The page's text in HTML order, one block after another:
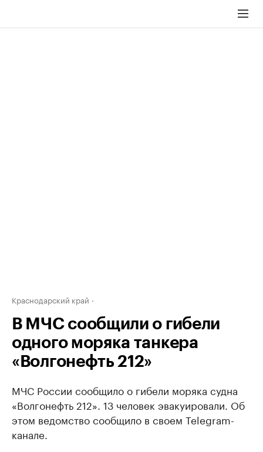
Краснодарский край
В МЧС сообщили о гибели
одного моряка танкера
«Волгонефть 212»
МЧС России сообщило о гибели моряка судна
«Волгонефть 212». 13 человек эвакуировали. Об
этом ведомство сообщило в своем Telegram-
канале.